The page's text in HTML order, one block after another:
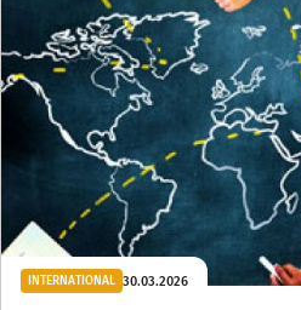
INTERNATIONAL 30.03.2026